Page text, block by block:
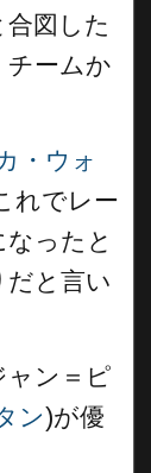
図した
チームか
・ウォ
れでレー
ったと
だと言い
ャン＝ピ
ン)が優